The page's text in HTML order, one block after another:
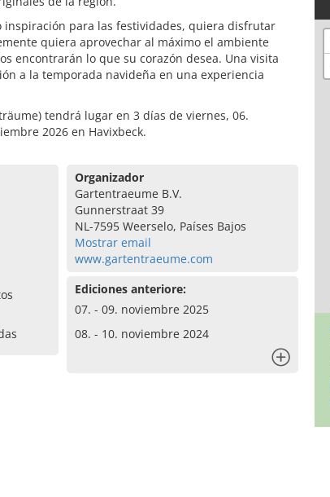
inspiración para las festividades, quiera disfrutar
quiera aprovechar al máximo el ambiente
encontrarán lo que su corazón desea. Una visita
a la temporada navideña en una experiencia
tendrá lugar en 3 días de viernes, 06.
2026 en Havixbeck.
Organizador
Gartentraeume B.V.
Gunnerstraat 39
NL-7595 Weerselo, Países Bajos
Mostrar email
www.gartentraeume.com
Ediciones anteriore:
07. - 09. noviembre 2025
08. - 10. noviembre 2024